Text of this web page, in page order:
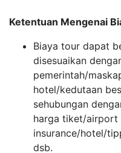
Ketentuan Mengenai
Biaya tour dapat
disesuaikan
pemerintah/
hotel/kedutaan
sehubungan
harga tiket/airport
insurance/hotel/
dsb.